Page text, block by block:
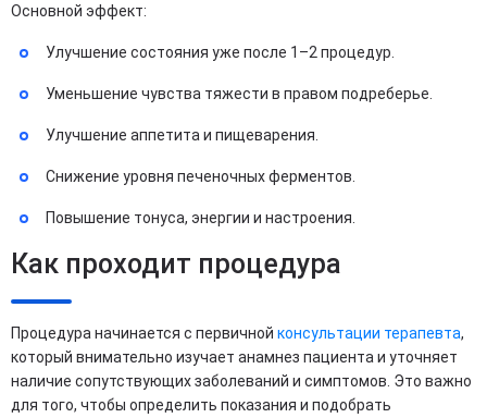
Основной эффект:
Улучшение состояния уже после 1–2 процедур.
Уменьшение чувства тяжести в правом подреберье.
Улучшение аппетита и пищеварения.
Снижение уровня печеночных ферментов.
Повышение тонуса, энергии и настроения.
Как проходит процедура
Процедура начинается с первичной консультации терапевта,
который внимательно изучает анамнез пациента и уточняет
наличие сопутствующих заболеваний и симптомов. Это важно
для того, чтобы определить показания и подобрать